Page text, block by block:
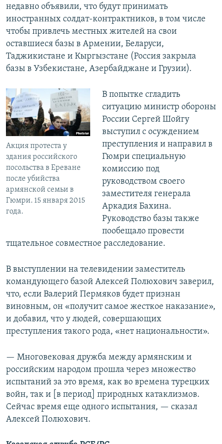
недавно объявили, что будут принимать
иностранных солдат-контрактников, в том числе
чтобы привлечь местных жителей на свои
оставшиеся базы в Армении, Беларуси,
Таджикистане и Кыргызстане (Россия закрыла
базы в Узбекистане, Азербайджане и Грузии).
Акция протеста у
здания российского
посольства в Ереване
после убийства
армянской семьи в
Гюмри. 15 января 2015
года.
В попытке сгладить
ситуацию министр обороны
России Сергей Шойгу
выступил с осуждением
преступления и направил в
Гюмри специальную
комиссию под
руководством своего
заместителя генерала
Аркадия Бахина.
Руководство базы также
пообещало провести
тщательное совместное расследование.
В выступлении на телевидении заместитель
командующего базой Алексей Полюхович заверил,
что, если Валерий Пермяков будет признан
виновным, он «получит самое жесткое наказание»,
и добавил, что у людей, совершающих
преступления такого рода, «нет национальности».
— Многовековая дружба между армянским и
российским народом прошла через множество
испытаний за это время, как во времена турецких
войн, так и [в период] природных катаклизмов.
Сейчас время еще одного испытания, — сказал
Алексей Полюхович.